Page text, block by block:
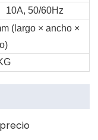
10A, 50/60Hz
(largo × ancho ×